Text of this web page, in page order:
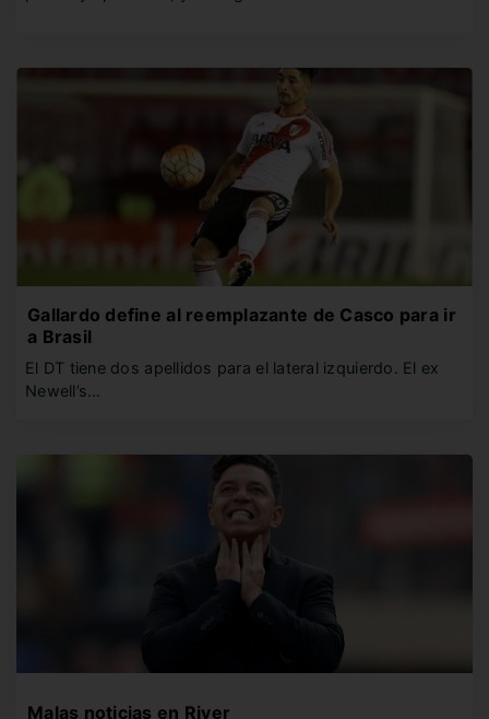
Gallardo define al reemplazante de Casco para ir
a Brasil
El DT tiene dos apellidos para el lateral izquierdo. El ex
Newell’s…
Malas noticias en River